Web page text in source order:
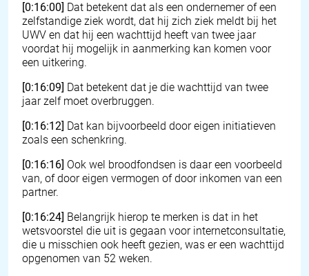
[0:16:00] Dat betekent dat als een ondernemer of een
zelfstandige ziek wordt, dat hij zich ziek meldt bij het
UWV en dat hij een wachttijd heeft van twee jaar
voordat hij mogelijk in aanmerking kan komen voor
een uitkering.
[0:16:09] Dat betekent dat je die wachttijd van twee
jaar zelf moet overbruggen.
[0:16:12] Dat kan bijvoorbeeld door eigen initiatieven
zoals een schenkring.
[0:16:16] Ook wel broodfondsen is daar een voorbeeld
van, of door eigen vermogen of door inkomen van een
partner.
[0:16:24] Belangrijk hierop te merken is dat in het
wetsvoorstel die uit is gegaan voor internetconsultatie,
die u misschien ook heeft gezien, was er een wachttijd
opgenomen van 52 weken.